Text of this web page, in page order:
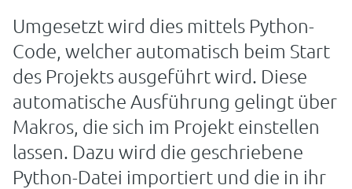
Umgesetzt wird dies mittels Python-
Code, welcher automatisch beim Start
des Projekts ausgeführt wird. Diese
automatische Ausführung gelingt über
Makros, die sich im Projekt einstellen
lassen. Dazu wird die geschriebene
Python-Datei importiert und die in ihr